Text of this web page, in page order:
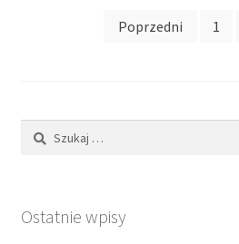
Stronicowanie
Poprzedni 1
Szukaj:
Ostatnie wpisy